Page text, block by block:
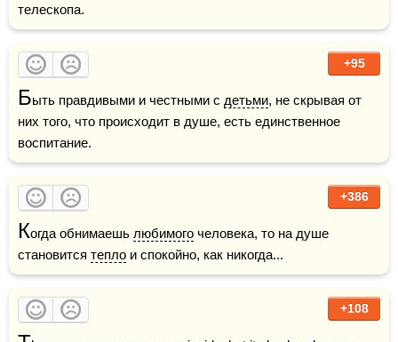
телескопа.
+95
Быть правдивыми и честными с детьми, не скрывая от
них того, что происходит в душе, есть единственное
воспитание.
+386
Когда обнимаешь любимого человека, то на душе
становится тепло и спокойно, как никогда...
+108